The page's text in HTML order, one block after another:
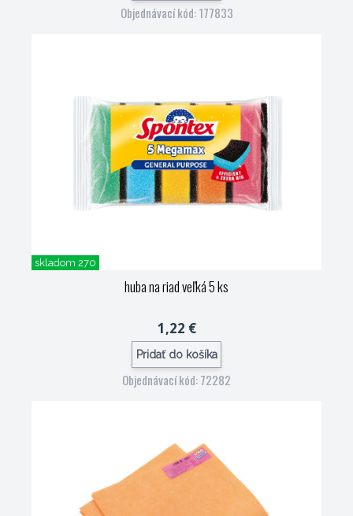
Objednávací kód: 177833
skladom 270
huba na riad veľká 5 ks
1,22 €
Pridať do košíka
Objednávací kód: 72282